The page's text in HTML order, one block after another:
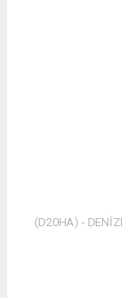
(D20HA) -